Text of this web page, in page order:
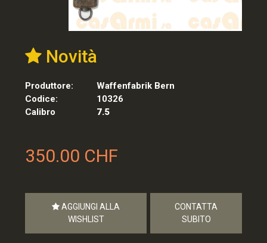
Novità
Produttore:
Waffenfabrik Bern
Codice:
10326
Calibro
7.5
350.00 CHF
AGGIUNGI ALLA
WISHLIST
CONTATTA
SUBITO